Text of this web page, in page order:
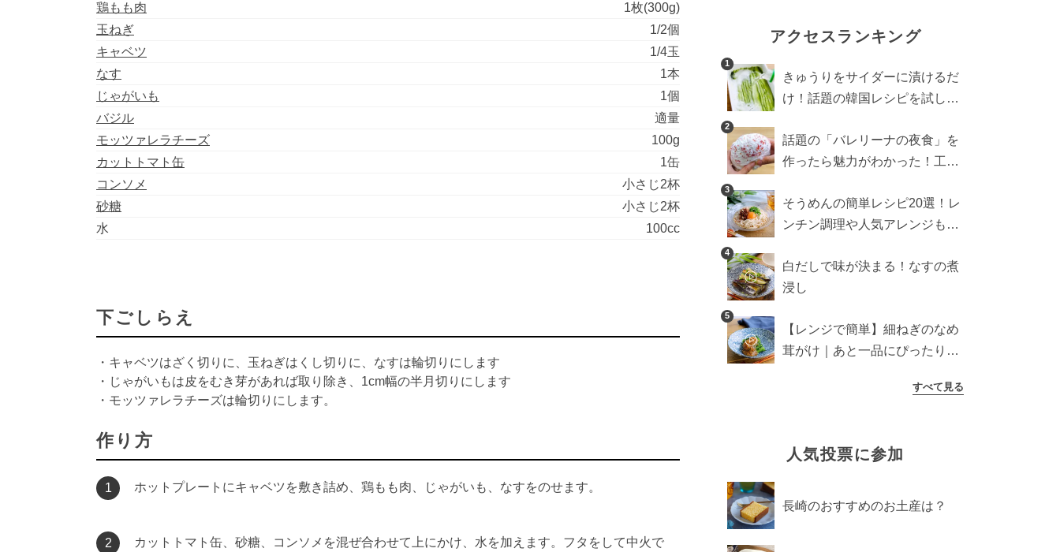
鶏もも肉
1枚(300g)
玉ねぎ
1/2個
キャベツ
1/4玉
なす
1本
じゃがいも
1個
バジル
適量
モッツァレラチーズ
100g
カットトマト缶
1缶
コンソメ
小さじ2杯
砂糖
小さじ2杯
水
100cc
下ごしらえ
・キャベツはざく切りに、玉ねぎはくし切りに、なすは輪切りにします
・じゃがいもは皮をむき芽があれば取り除き、1cm幅の半月切りにします
・モッツァレラチーズは輪切りにします。
作り方
1 ホットプレートにキャベツを敷き詰め、鶏もも肉、じゃがいも、なすをのせます。
2
カットトマト缶、砂糖、コンソメを混ぜ合わせて上にかけ、水を加えます。フタをして中火で
アクセスランキング
1
きゅうりをサイダーに漬けるだ
け！話題の韓国レシピを試した
2
話題の「バレリーナの夜食」を
作ったら魅力がわかった！工程
3
そうめんの簡単レシピ20選！レ
ンチン調理や人気アレンジも紹
4
白だしで味が決まる！なすの煮
浸し
5
【レンジで簡単】細ねぎのなめ
茸がけ｜あと一品にぴったり副
すべて見る
人気投票に参加
長崎のおすすめのお土産は？